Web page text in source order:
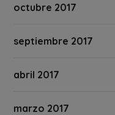
octubre 2017
septiembre 2017
abril 2017
marzo 2017